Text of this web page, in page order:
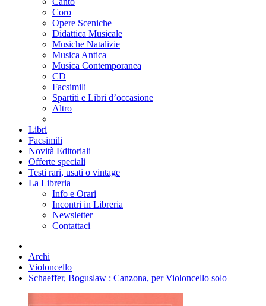
Coro
Opere Sceniche
Didattica Musicale
Musiche Natalizie
Musica Antica
Musica Contemporanea
CD
Facsimili
Spartiti e Libri d’occasione
Altro
Libri
Facsimili
Novità Editoriali
Offerte speciali
Testi rari, usati o vintage
La Libreria
Info e Orari
Incontri in Libreria
Newsletter
Contattaci
Archi
Violoncello
Schaeffer, Boguslaw : Canzona, per Violoncello solo